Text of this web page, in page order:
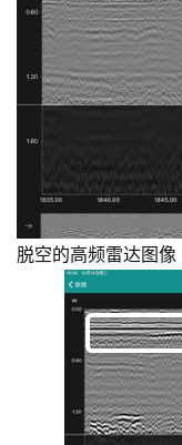
页
案
例
脱空的高频雷达图像